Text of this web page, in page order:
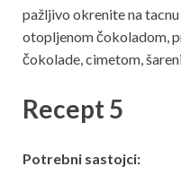
pažljivo okrenite na
otopljenom čokoladom,
čokolade, cimetom,
Recept 5
Potrebni sastojci: